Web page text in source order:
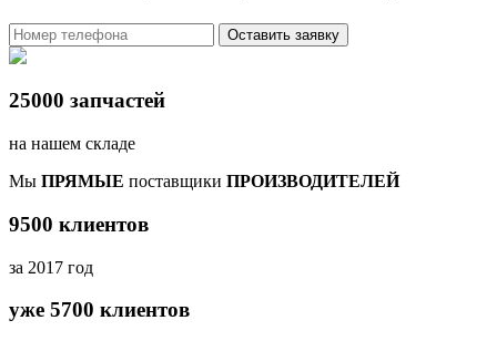
Оставить заявку
25000 запчастей
на нашем складе
Мы ПРЯМЫЕ поставщики ПРОИЗВОДИТЕЛЕЙ
9500 клиентов
за 2017 год
уже 5700 клиентов